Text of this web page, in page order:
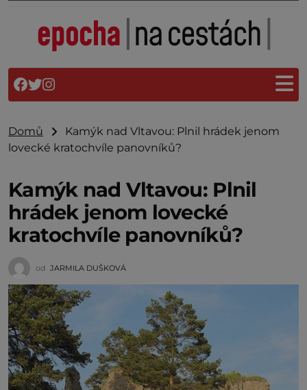
Domů
Kamýk nad Vltavou: Plnil hrádek jenom
lovecké kratochvíle panovníků?
Kamýk nad Vltavou: Plnil
hrádek jenom lovecké
kratochvíle panovníků?
od JARMILA DUŠKOVÁ